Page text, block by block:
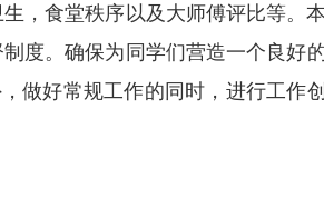
，食堂秩序以及大师傅评比等。
度。确保为同学们营造一个良好
做好常规工作的同时，进行工作